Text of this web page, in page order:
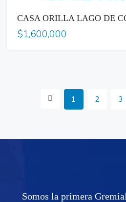
CASA ORILLA LAGO DE
$1,600,000
1 2 3
Somos la primera